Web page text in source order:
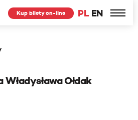
PL EN
Kup bilety on-line
Ołdak